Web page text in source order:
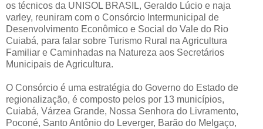
os técnicos da UNISOL BRASIL, Geraldo Lúcio e naja
varley, reuniram com o Consórcio Intermunicipal de
Desenvolvimento Econômico e Social do Vale do Rio
Cuiabá, para falar sobre Turismo Rural na Agricultura
Familiar e Caminhadas na Natureza aos Secretários
Municipais de Agricultura.
O Consórcio é uma estratégia do Governo do Estado de
regionalização, é composto pelos por 13 municípios,
Cuiabá, Várzea Grande, Nossa Senhora do Livramento,
Poconé, Santo Antônio do Leverger, Barão do Melgaço,